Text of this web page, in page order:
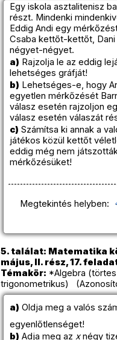
Egy iskola asztalitenisz
részt. Mindenki
Eddig Andi egy
Csaba kettőt-kettőt, Dani
négyet-négyet.
a) Rajzolja le az eddig
lehetséges gráfját!
b) Lehetséges-e, hogy
egyetlen mérkőzését
válasz esetén rajzoljon
válasz esetén válaszát
c) Számítsa ki annak a
játékos közül kettőt
eddig még nem
mérkőzésüket!
Megtekintés helyben:
5. találat: Matematika
május, II. rész, 17.
Témakör: *Algebra
trigonometrikus)
a) Oldja meg a valós
egyenlőtlenséget!
b) Adja meg az xnégy